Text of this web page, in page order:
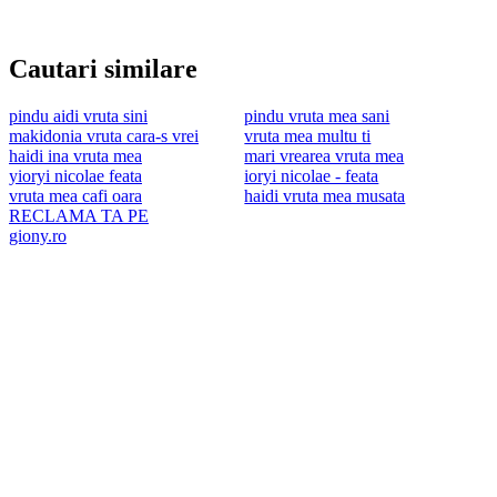
Cautari similare
pindu aidi vruta sini
pindu vruta mea sani
makidonia vruta cara-s vrei
vruta mea multu ti
haidi ina vruta mea
mari vrearea vruta mea
yioryi nicolae feata
ioryi nicolae - feata
vruta mea cafi oara
haidi vruta mea musata
RECLAMA TA PE
giony.ro